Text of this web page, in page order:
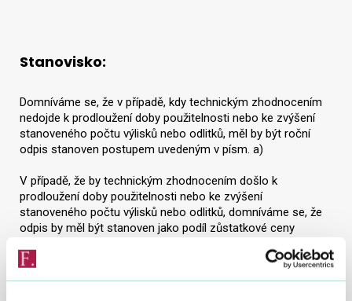
Stanovisko:
Domníváme se, že v případě, kdy technickým zhodnocením
nedojde k prodloužení doby použitelnosti nebo ke zvýšení
stanoveného počtu výlisků nebo odlitků, měl by být roční
odpis stanoven postupem uvedeným v písm. a)
V případě, že by technickým zhodnocením došlo k
prodloužení doby použitelnosti nebo ke zvýšení
stanoveného počtu výlisků nebo odlitků, domníváme se, že
odpis by měl být stanoven jako podíl zůstatkové ceny
zbývající doby použitelnosti či zbývajícího stanoveného